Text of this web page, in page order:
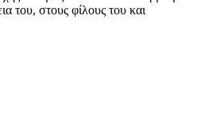
του, στους φίλους του και